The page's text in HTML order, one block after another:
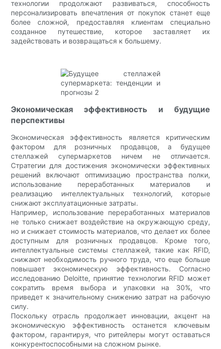
технологии продолжают развиваться, способность
персонализировать впечатления от покупок станет еще
более сложной, предоставляя клиентам специально
созданное путешествие, которое заставляет их
задействовать и возвращаться к большему.
Экономическая эффективность и будущие
перспективы
Экономическая эффективность является критическим
фактором для розничных продавцов, а будущее
стеллажей супермаркетов ничем не отличается.
Стратегии для достижения экономически эффективных
решений включают оптимизацию пространства полки,
использование переработанных материалов и
реализацию интеллектуальных технологий, которые
снижают эксплуатационные затраты.
Например, использование переработанных материалов
не только снижает воздействие на окружающую среду,
но и снижает стоимость материалов, что делает их более
доступным для розничных продавцов. Кроме того,
интеллектуальные системы стеллажей, такие как RFID,
снижают необходимость ручного труда, что еще больше
повышает экономическую эффективность. Согласно
исследованию Deloitte, принятие технологии RFID может
сократить время выбора и упаковки на 30%, что
приведет к значительному снижению затрат на рабочую
силу.
Поскольку отрасль продолжает инновации, акцент на
экономическую эффективность останется ключевым
фактором, гарантируя, что ритейлеры могут оставаться
конкурентоспособными на сложном рынке.